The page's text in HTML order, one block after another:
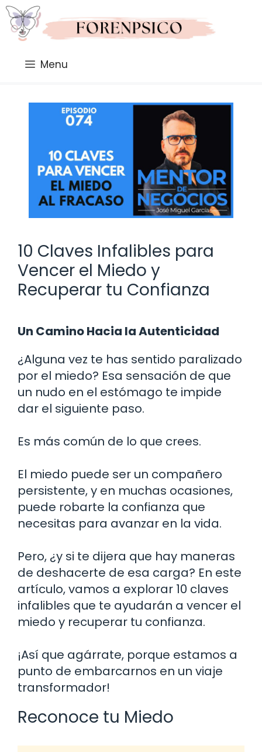
Saltar
al
contenido
Menu
10 Claves Infalibles para
Vencer el Miedo y
Recuperar tu Confianza
Un Camino Hacia la Autenticidad
¿Alguna vez te has sentido paralizado
por el miedo? Esa sensación de que
un nudo en el estómago te impide
dar el siguiente paso.
Es más común de lo que crees.
El miedo puede ser un compañero
persistente, y en muchas ocasiones,
puede robarte la confianza que
necesitas para avanzar en la vida.
Pero, ¿y si te dijera que hay maneras
de deshacerte de esa carga? En este
artículo, vamos a explorar 10 claves
infalibles que te ayudarán a vencer el
miedo y recuperar tu confianza.
¡Así que agárrate, porque estamos a
punto de embarcarnos en un viaje
transformador!
Reconoce tu Miedo